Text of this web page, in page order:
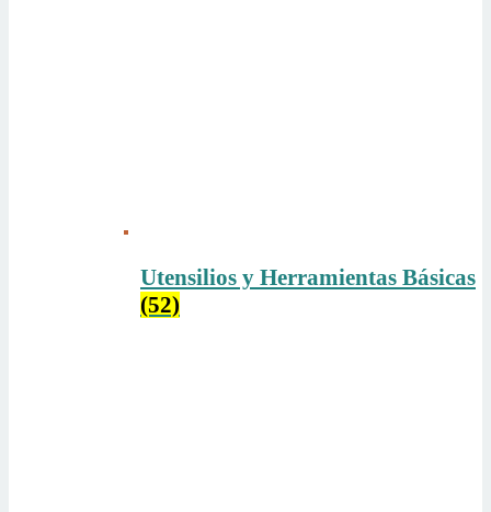
Utensilios y Herramientas Básicas
(52)